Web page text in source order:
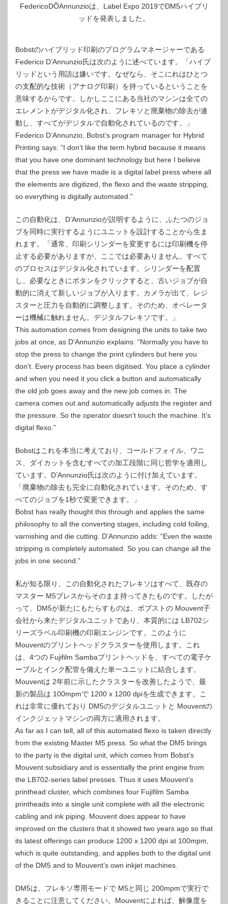
FedericoDÕAnnunzioは、Label Expo 2019でDM5ハイブリ
ッドを発表しました。
Bobstのハイブリッド印刷のプログラムマネージャーである
Federico D’Annunzio氏は次のように述べています。「ハイブ
リッドという用語は嫌いです。なぜなら、そこにれはひとつ
の支配的な技術（アナログ印刷）を持っているということを
意味するからです。しかしここにある当社のマシンは全ての
エレメントがデジタル化され、フレキソと廃棄物の除去が連
動し、すべてがデジタルで自動化されているのです。」
Federico D’Annunzio, Bobst’s program manager for Hybrid
Printing says: “I don’t like the term hybrid because it means
that you have one dominant technology but here I believe
that the press we have made is a digital label press where all
the elements are digitized, the flexo and the waste stripping,
so everything is digitally automated.”
この自動化は、D’Annunzioが説明するように、ふたつのジョ
ブを同時に実行するようにユニットを設計することから生ま
れます。「通常、印刷シリンダーを変更するには印刷機を停
止する必要がありますが、ここでは必要ありません。すべて
のプロセスはデジタル化されています。シリンダーを配置
し、必要なときにボタンをクリックすると、古いジョブが自
動的に消えて新しいジョブが入ります。カメラが出て、レジ
スターと圧力を自動的に調整します。そのため、オペレータ
ーは機械に触れません。デジタルフレキソです。」
This automation comes from designing the units to take two
jobs at once, as D’Annunzio explains: “Normally you have to
stop the press to change the print cylinders but here you
don’t. Every process has been digitised. You place a cylinder
and when you need it you click a button and automatically
the old job goes away and the new job comes in. The
camera comes out and automatically adjusts the register and
the pressure. So the operator doesn’t touch the machine. It’s
digital flexo.”
Bobstはこれを本当に考えており、コールドフォイル、ワニ
ス、ダイカットを含むすべての加工段階に同じ哲学を適用し
ています。D’Annunzio氏は次のように付け加えています。
「廃棄物の除去も完全に自動化されています。そのため、す
べてのジョブを1秒で変更できます。」
Bobst has really thought this through and applies the same
philosophy to all the converting stages, including cold foiling,
varnishing and die cutting. D’Annunzio adds: “Even the waste
stripping is completely automated. So you can change all the
jobs in one second.”
私が知る限り、この自動化されたフレキソはすべて、既存の
マスター M5プレスからそのまま持ってきたものです。したが
って、DM5が新たにもたらすものは、ボブストの Mouvent子
会社から来たデジタルユニットであり、本質的には LB702シ
リーズラベル印刷機の印刷エンジンです。このように
Mouventのプリントヘッドクラスターを使用します。これ
は、4つの Fujifilm Sambaプリントヘッドを、すべての電子ケ
ーブルとインク配管を備えた単一ユニットに結合します。
Mouventは 2年前に示したクラスターを改善したようで、最
新の製品は 100mpmで 1200 x 1200 dpiを生成できます。こ
れは非常に優れており DM5のデジタルユニットと Mouventの
インクジェットマシンの両方に適用されます。
As far as I can tell, all of this automated flexo is taken directly
from the existing Master M5 press. So what the DM5 brings
to the party is the digital unit, which comes from Bobst’s
Mouvent subsidiary and is essentially the print engine from
the LB702-series label presses. Thus it uses Mouvent’s
printhead cluster, which combines four Fujifilm Samba
printheads into a single unit complete with all the electronic
cabling and ink piping. Mouvent does appear to have
improved on the clusters that it showed two years ago so that
its latest offerings can produce 1200 x 1200 dpi at 100mpm,
which is quite outstanding, and applies both to the digital unit
of the DM5 and to Mouvent’s own inkjet machines.
DM5は、フレキソ専用モードで M5と同じ 200mpmで実行で
きることに注意してください。Mouventによれば、解像度を